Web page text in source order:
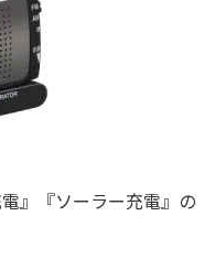
』『ソーラー充電』の